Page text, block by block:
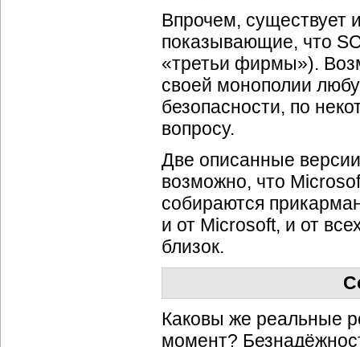
Впрочем, существует
показывающие, что
«третьи фирмы»).
своей монополии
безопасности, по
вопросу.
Две описанные
возможно, что
собираются
и от Microsoft, и от
близок.
Каковы же реальные
момент?